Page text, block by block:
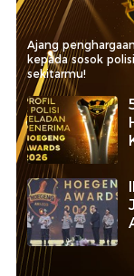
Ajang
kepada sosok
sekitarmu!